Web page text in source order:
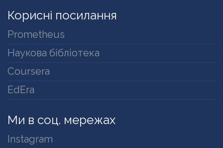
Корисні посилання
Prometheus
Наукова бібліотека
Coursera
EdEra
Ми в соц. мережах
Instagram